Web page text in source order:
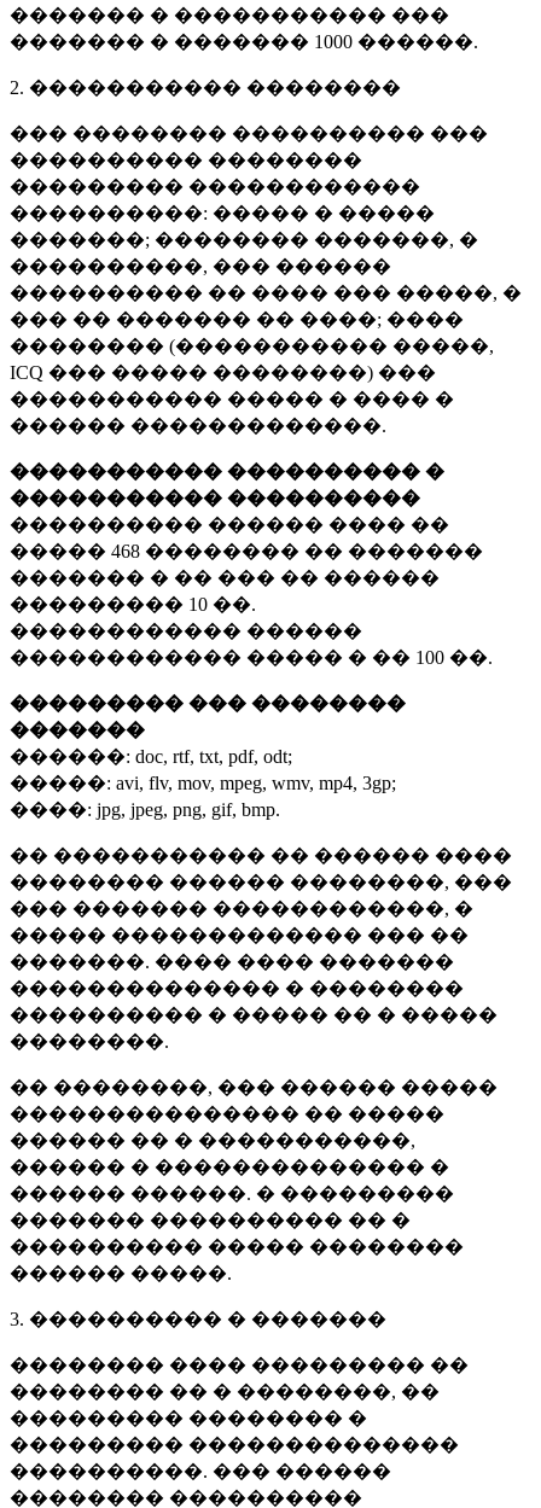
������� � ����������� ���
������� � ������� 1000 ������.
2. ����������� ��������
��� �������� ���������� ���
���������� ��������
��������� ������������
����������: ����� � �����
�������; �������� �������, �
����������, ��� ������
���������� �� ���� ��� �����, �
��� �� ������� �� ����; ����
�������� (����������� �����,
ICQ ��� ����� ��������) ���
����������� ����� � ���� �
������ �������������.
����������� ���������� �
����������� ����������
���������� ������ ���� ��
����� 468 �������� �� �������
������� � �� ��� �� ������
��������� 10 ��.
������������ ������
������������ ����� � �� 100 ��.
��������� ��� ��������
�������
������: doc, rtf, txt, pdf, odt;
�����: avi, flv, mov, mpeg, wmv, mp4, 3gp;
����: jpg, jpeg, png, gif, bmp.
�� ����������� �� ������ ����
�������� ������ ��������, ���
��� ������� ������������, �
����� ������������� ��� ��
�������. ���� ���� �������
�������������� � ��������
���������� � ����� �� � �����
��������.
�� ��������, ��� ������ �����
��������������� �� �����
������ �� � �����������,
������ � �������������� �
������ ������. � ���������
������� ���������� �� �
���������� ����� ��������
������ �����.
3. ���������� � �������
�������� ���� ��������� ��
�������� �� � ��������, ��
��������� �������� �
��������� ��������������
����������. ��� ������
�������� ����������